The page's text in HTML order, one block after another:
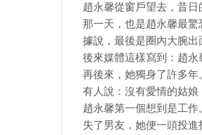
趙永馨從窗戶望去，昔
那一天，也是趙永馨最驚
據說，最後是圈內大腕出
後來媒體這樣寫到：趙永
再後來，她獨身了許多年。
有人說：沒有愛情的姑娘
趙永馨第一個想到是工作。
失了男友，她便一頭投進